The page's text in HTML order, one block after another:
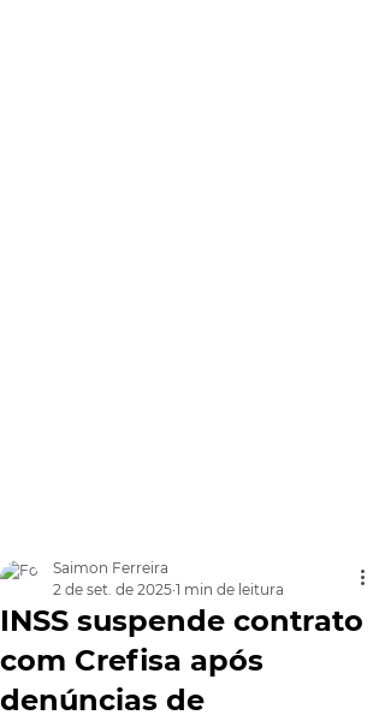
INSS suspende contrato
com Crefisa após
denúncias de
Saimon Ferreira
2 de set. de 2025 1 min de leitura